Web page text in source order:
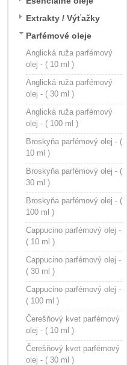
Extrakty / Výťažky
Parfémové oleje
Anglická ruža parfémový
olej - ( 10 ml )
Anglická ruža parfémový
olej - ( 30 ml )
Anglická ruža parfémový
olej - ( 100 ml )
Broskyňa parfémový olej - (
10 ml )
Broskyňa parfémový olej - (
30 ml )
Broskyňa parfémový olej - (
100 ml )
Cappucino parfémový olej -
( 10 ml )
Cappucino parfémový olej -
( 30 ml )
Cappucino parfémový olej -
( 100 ml )
Čerešňový kvet parfémový
olej - ( 10 ml )
Čerešňový kvet parfémový
olej - ( 30 ml )